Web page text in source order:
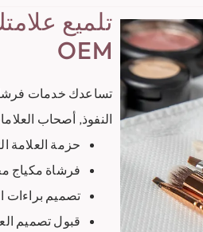
OEM
تساعدك خدمات
النفوذ, أصحاب
حزمة العلامة
فرشاة مكياج
تصميم براءات
قبول تصميم